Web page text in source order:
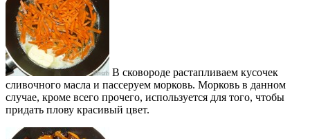
В сковороде растапливаем кусочек
сливочного масла и пассеруем морковь. Морковь в данном
случае, кроме всего прочего, используется для того, чтобы
придать плову красивый цвет.